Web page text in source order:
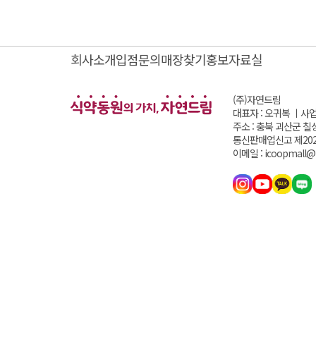
회사소개입점문의매장찾기홍보자료실
(주)자연드림
대표자 : 오귀복 ㅣ 사
주소 : 충북 괴산군 칠
통신판매업신고 제
이메일 :